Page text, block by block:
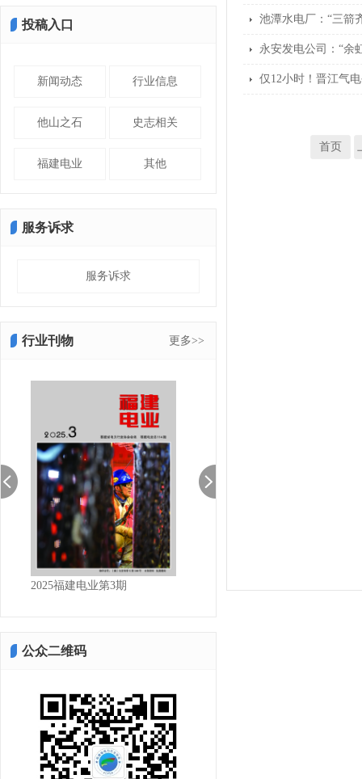
投稿入口
新闻动态 行业信息
他山之石 史志相关
福建电业 其他
服务诉求
服务诉求
更多>>
行业刊物
2025福建电业第3期
公众二维码
池潭水电厂：“三箭
永安发电公司：“余
仅12小时！晋江气
首页